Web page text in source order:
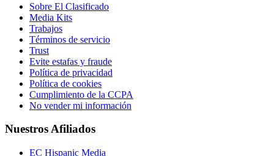
Sobre El Clasificado
Media Kits
Trabajos
Términos de servicio
Trust
Evite estafas y fraude
Política de privacidad
Política de cookies
Cumplimiento de la CCPA
No vender mi información
Nuestros Afiliados
EC Hispanic Media